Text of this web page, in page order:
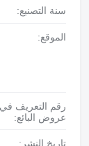
سنة التصنيع:
الموقع:
رقم التعريف في دليل
عروض البائع:
تاريخ النشر: